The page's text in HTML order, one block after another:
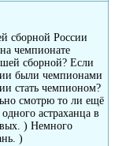
сборной России
чемпионате
сборной? Если
были чемпионами
стать чемпионом?
смотрю то ли ещё
астраханца в
) Немного
)